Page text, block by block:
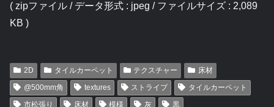
( zipファイル / データ形式 : jpeg / ファイルサイズ : 2,089
KB )
2D タイルカーペット テクスチャー
床材
@500mm角
textures ストライプ
タイルカーペット
市松張り
床材 模様 灰 黒